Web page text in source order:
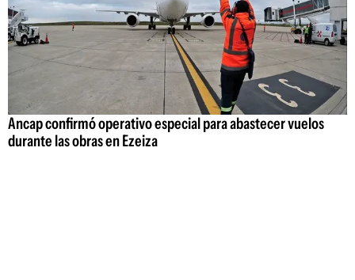
Ancap confirmó operativo especial para abastecer vuelos
durante las obras en Ezeiza